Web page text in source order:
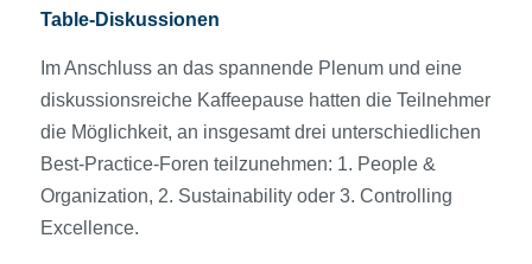
Table-Diskussionen
Im Anschluss an das spannende Plenum und eine
diskussionsreiche Kaffeepause hatten die Teilnehmer
die Möglichkeit, an insgesamt drei unterschiedlichen
Best-Practice-Foren teilzunehmen: 1. People &
Organization, 2. Sustainability oder 3. Controlling
Excellence.